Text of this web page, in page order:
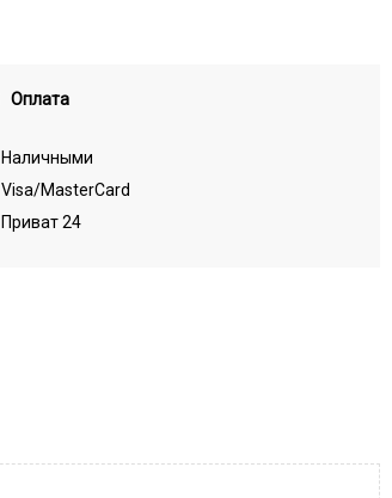
Оплата
Наличными
Visa/MasterCard
Приват 24